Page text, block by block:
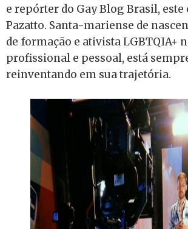
e repórter do Gay Blog Brasil, este
Pazatto. Santa-mariense de
de formação e ativista LGBTQIA+
profissional e pessoal, está
reinventando em sua trajetória.